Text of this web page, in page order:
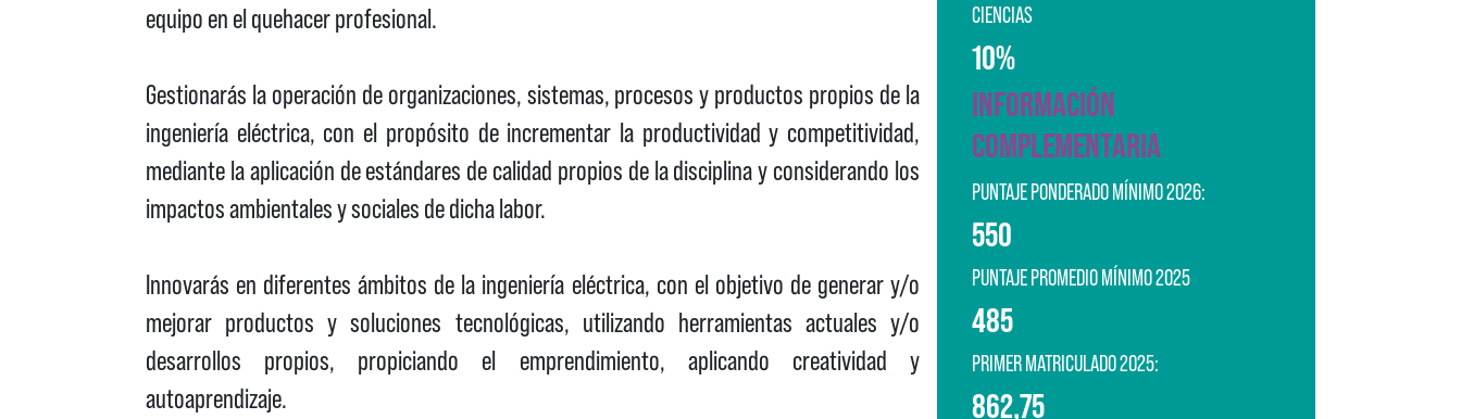
equipo en el quehacer profesional.
Gestionarás la operación de organizaciones, sistemas, procesos y productos propios de la
ingeniería eléctrica, con el propósito de incrementar la productividad y competitividad,
mediante la aplicación de estándares de calidad propios de la disciplina y considerando los
impactos ambientales y sociales de dicha labor.
Innovarás en diferentes ámbitos de la ingeniería eléctrica, con el objetivo de generar y/o
mejorar productos y soluciones tecnológicas, utilizando herramientas actuales y/o
desarrollos propios, propiciando el emprendimiento, aplicando creatividad y
autoaprendizaje.
CIENCIAS
10%
INFORMACIÓN
COMPLEMENTARIA
PUNTAJE PONDERADO MÍNIMO 2026:
550
PUNTAJE PROMEDIO MÍNIMO 2025
485
PRIMER MATRICULADO 2025:
862,75